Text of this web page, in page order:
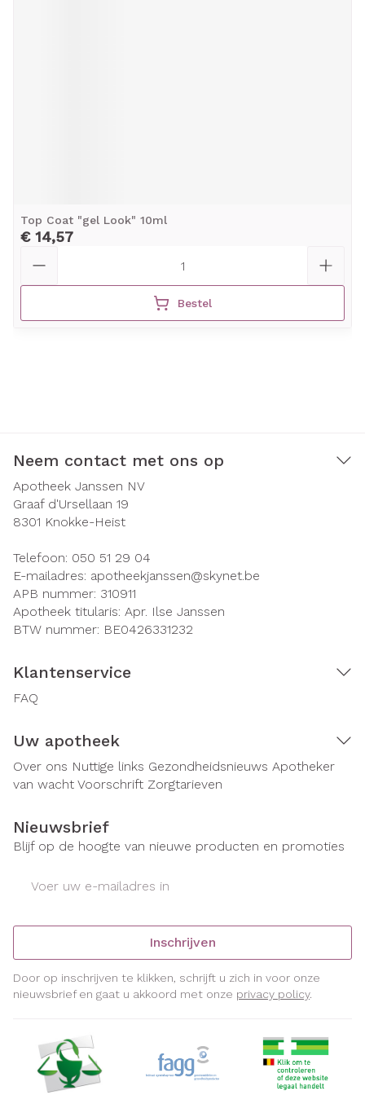
Top Coat "gel Look" 10ml
€ 14,57
Bestel
Neem contact met ons op
Apotheek Janssen NV
Graaf d'Ursellaan 19
8301 Knokke-Heist
Telefoon: 050 51 29 04
E-mailadres: apotheekjanssen@skynet.be
APB nummer: 310911
Apotheek titularis: Apr. Ilse Janssen
BTW nummer: BE0426331232
Klantenservice
FAQ
Uw apotheek
Over ons Nuttige links Gezondheidsnieuws Apotheker
van wacht Voorschrift Zorgtarieven
Nieuwsbrief
Blijf op de hoogte van nieuwe producten en promoties
Inschrijven
Door op inschrijven te klikken, schrijft u zich in voor onze
nieuwsbrief en gaat u akkoord met onze privacy policy.